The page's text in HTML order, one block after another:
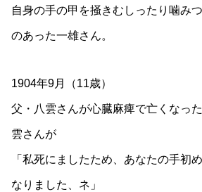
自身の手の甲を掻きむしったり噛み
のあった一雄さん。
1904年9月（11歳）
父・八雲さんが心臓麻痺で亡くなっ
雲さんが
「私死にましたため、あなたの手初
なりました、ネ」